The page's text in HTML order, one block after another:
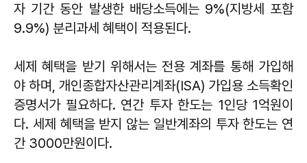
자 기간 동안 발생한 배당소득에는 9%(지방세 포함
9.9%) 분리과세 혜택이 적용된다.
세제 혜택을 받기 위해서는 전용 계좌를 통해 가입해
야 하며, 개인종합자산관리계좌(ISA) 가입용 소득확인
증명서가 필요하다. 연간 투자 한도는 1인당 1억원이
다. 세제 혜택을 받지 않는 일반계좌의 투자 한도는 연
간 3000만원이다.